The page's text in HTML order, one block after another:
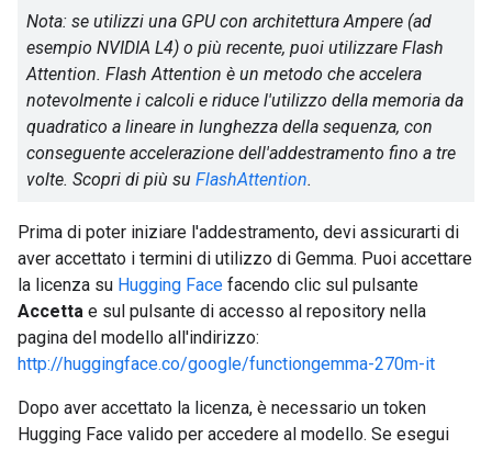
Nota: se utilizzi una GPU con architettura Ampere (ad
esempio NVIDIA L4) o più recente, puoi utilizzare Flash
Attention. Flash Attention è un metodo che accelera
notevolmente i calcoli e riduce l'utilizzo della memoria da
quadratico a lineare in lunghezza della sequenza, con
conseguente accelerazione dell'addestramento fino a tre
volte. Scopri di più su FlashAttention.
Prima di poter iniziare l'addestramento, devi assicurarti di
aver accettato i termini di utilizzo di Gemma. Puoi accettare
la licenza su Hugging Face facendo clic sul pulsante
Accetta e sul pulsante di accesso al repository nella
pagina del modello all'indirizzo:
http://huggingface.co/google/functiongemma-270m-it
Dopo aver accettato la licenza, è necessario un token
Hugging Face valido per accedere al modello. Se esegui